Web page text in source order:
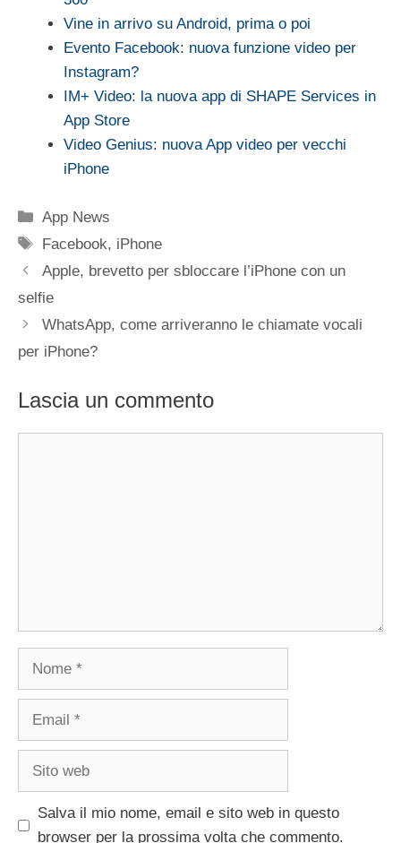
Vine in arrivo su Android, prima o poi
Evento Facebook: nuova funzione video per
Instagram?
IM+ Video: la nuova app di SHAPE Services in
App Store
Video Genius: nuova App video per vecchi
iPhone
Categorie
App News
Tag
Facebook, iPhone
Apple, brevetto per sbloccare l’iPhone con un
selfie
WhatsApp, come arriveranno le chiamate vocali
per iPhone?
Lascia un commento
Nome
Email
Sito
Salva il mio nome, email e sito web in questo
browser per la prossima volta che commento.